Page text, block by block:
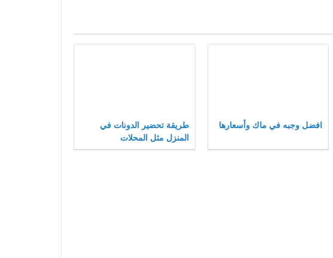
افضل وجبه في ماك وأسعارها
طريقة تحضير الدونات في
المنزل مثل المحلات